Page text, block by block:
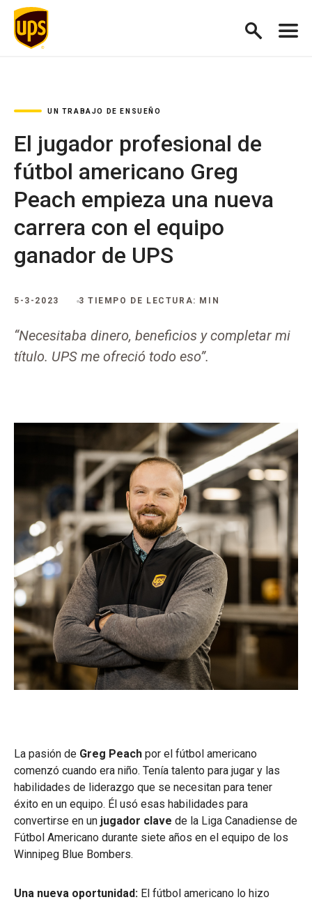
UN TRABAJO DE ENSUEÑO
El jugador profesional de
fútbol americano Greg
Peach empieza una nueva
carrera con el equipo
ganador de UPS
5-3-2023 3 TIEMPO DE LECTURA: MIN
“Necesitaba dinero, beneficios y completar mi
título. UPS me ofreció todo eso”.
La pasión de Greg Peach por el fútbol americano
comenzó cuando era niño. Tenía talento para jugar y las
habilidades de liderazgo que se necesitan para tener
éxito en un equipo. Él usó esas habilidades para
convertirse en un jugador clave de la Liga Canadiense de
Fútbol Americano durante siete años en el equipo de los
Winnipeg Blue Bombers.
Una nueva oportunidad: El fútbol americano lo hizo